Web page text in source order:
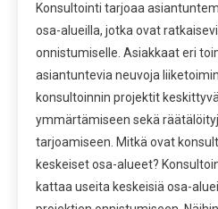
Konsultointi tarjoaa
osa-alueilla, jotka ovat
onnistumiselle. Asiakkaat eri
asiantuntevia neuvoja
konsultoinnin projektit
ymmärtämiseen sekä
tarjoamiseen. Mitkä ovat
keskeiset osa-alueet?
kattaa useita keskeisiä osa-